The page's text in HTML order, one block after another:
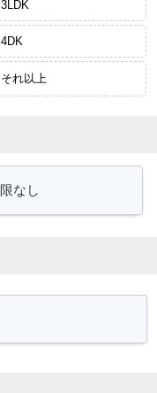
3LDK
4DK
それ以上